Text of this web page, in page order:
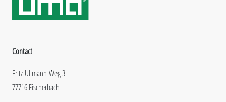
Contact
Fritz-Ullmann-Weg 3
77716 Fischerbach